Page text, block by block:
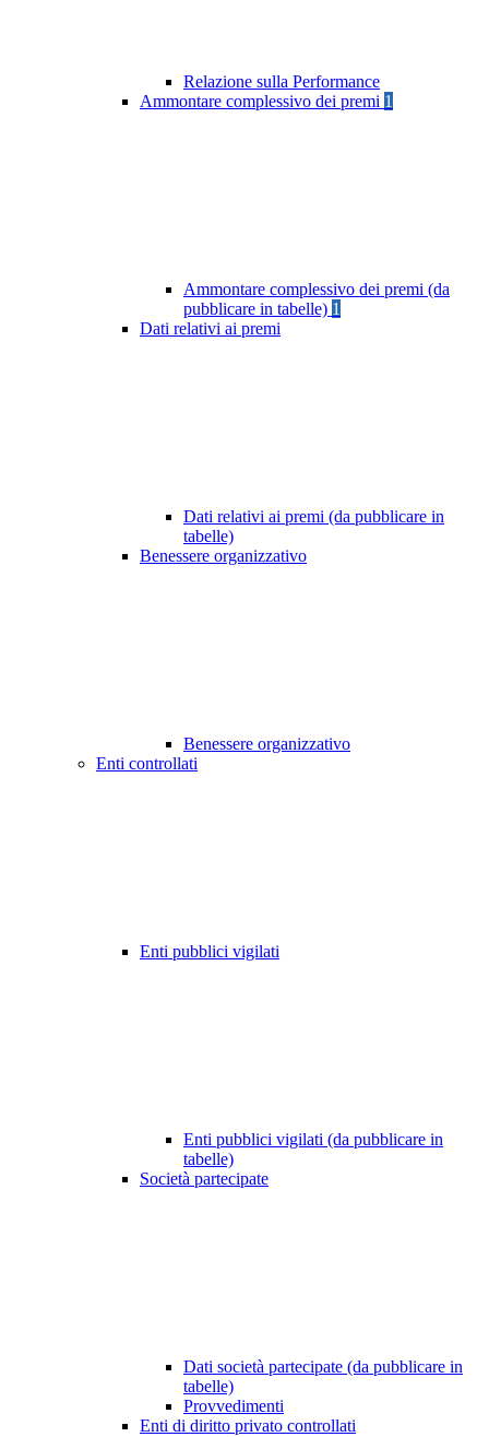
Relazione sulla Performance
Ammontare complessivo dei premi 1
Ammontare complessivo dei premi (da
pubblicare in tabelle) 1
Dati relativi ai premi
Dati relativi ai premi (da pubblicare in
tabelle)
Benessere organizzativo
Benessere organizzativo
Enti controllati
Enti pubblici vigilati
Enti pubblici vigilati (da pubblicare in
tabelle)
Società partecipate
Dati società partecipate (da pubblicare in
tabelle)
Provvedimenti
Enti di diritto privato controllati